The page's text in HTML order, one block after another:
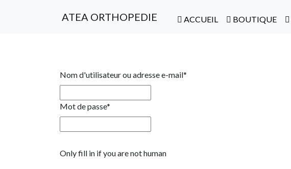
ATEA ORTHOPEDIE ACCUEIL BOUTIQUE
Nom d'utilisateur ou adresse e-mail*
Mot de passe*
Only fill in if you are not human